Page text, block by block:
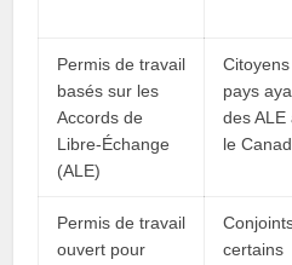
Permis de travail
basés sur les
Accords de
Libre-Échange
(ALE)
pays
des ALE
le
Permis de travail
ouvert pour
certains